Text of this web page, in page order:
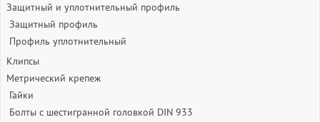
Защитный и уплотнительный профиль
Защитный профиль
Профиль уплотнительный
Клипсы
Метрический крепеж
Гайки
Болты с шестигранной головкой DIN 933